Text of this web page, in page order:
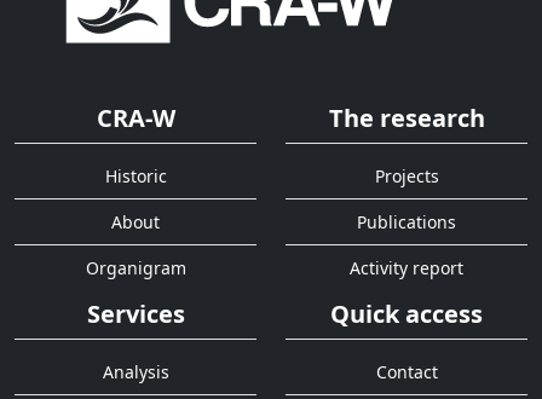
CRA-W
Historic
About
Organigram
The research
Projects
Publications
Activity report
Services
Analysis
Quick access
Contact